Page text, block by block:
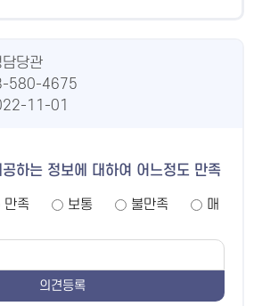
당관
580-4675
11-01
하는 정보에 대하여 어느정도 만족
만족 보통 불만족
매